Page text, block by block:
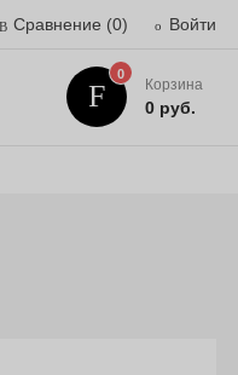
Сравнение (0) Войти
0
Корзина
0 руб.